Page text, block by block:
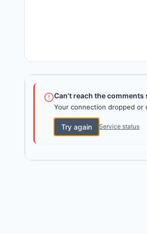
Can't reach the comments
Your connection dropped or
Try again Service status